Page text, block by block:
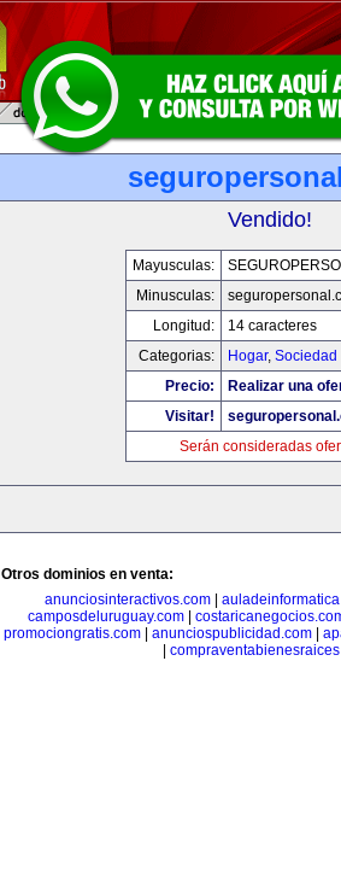
Vendido!
Mayusculas:
Minusculas:
Longitud:
14 caracteres
Categorias:
Hogar, Sociedad
Precio:
Realizar una
Visitar!
Serán consideradas
Otros dominios en venta:
anunciosinteractivos.com|
camposdeluruguay.com|
promociongratis.com
anunciospublicidad.com